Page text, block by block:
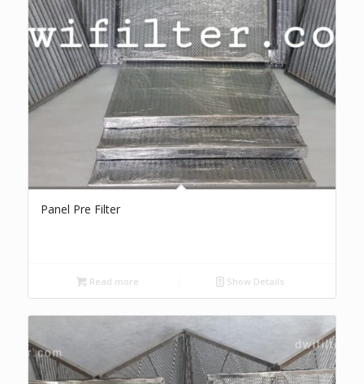
Panel Pre Filter
Read more Show Details